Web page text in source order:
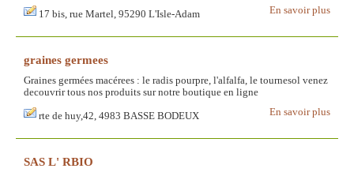
En savoir plus
17 bis, rue Martel, 95290 L'Isle-Adam
graines germees
Graines germées macérees : le radis pourpre, l'alfalfa, le tournesol venez
decouvrir tous nos produits sur notre boutique en ligne
En savoir plus
rte de huy,42, 4983 BASSE BODEUX
SAS L' RBIO